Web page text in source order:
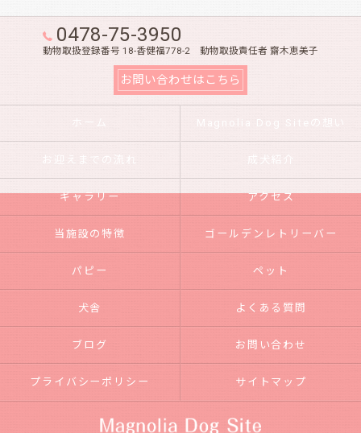
0478-75-3950
動物取扱登録番号 18-香健福778-2 動物取扱責任者 齋木恵美子
お問い合わせはこちら
ホーム Magnolia Dog Siteの想い
お迎えまでの流れ 成犬紹介
ギャラリー アクセス
当施設の特徴 ゴールデンレトリーバー
パピー ペット
犬舎 よくある質問
ブログ お問い合わせ
プライバシーポリシー サイトマップ